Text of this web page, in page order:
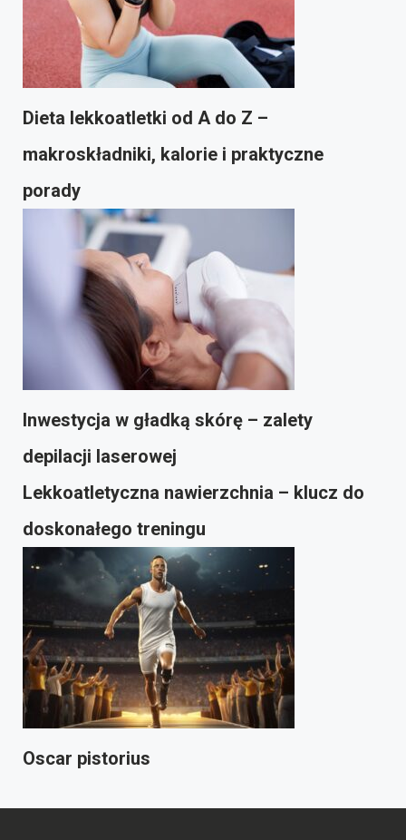
Dieta lekkoatletki od A do Z –
makroskładniki, kalorie i praktyczne
porady
Inwestycja w gładką skórę – zalety
depilacji laserowej
Lekkoatletyczna nawierzchnia – klucz do
doskonałego treningu
Oscar pistorius